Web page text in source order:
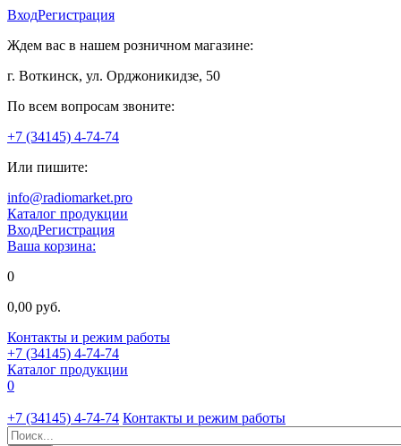
ВходРегистрация
Ждем вас в нашем розничном магазине:
г. Воткинск, ул. Орджоникидзе, 50
По всем вопросам звоните:
+7 (34145) 4-74-74
Или пишите:
info@radiomarket.pro
Каталог продукции
ВходРегистрация
Ваша корзина:
0
0,00 руб.
Контакты и режим работы
+7 (34145) 4-74-74
Каталог продукции
0
+7 (34145) 4-74-74 Контакты и режим работы